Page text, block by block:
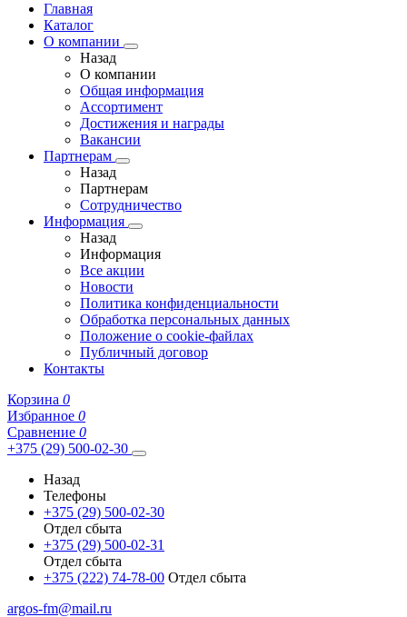
Главная
Каталог
О компании
Назад
О компании
Общая информация
Ассортимент
Достижения и награды
Вакансии
Партнерам
Назад
Партнерам
Сотрудничество
Информация
Назад
Информация
Все акции
Новости
Политика конфиденциальности
Обработка персональных данных
Положение о cookie-файлах
Публичный договор
Контакты
Корзина 0
Избранное 0
Сравнение 0
+375 (29) 500-02-30
Назад
Телефоны
+375 (29) 500-02-30
Отдел сбыта
+375 (29) 500-02-31
Отдел сбыта
+375 (222) 74-78-00 Отдел сбыта
argos-fm@mail.ru